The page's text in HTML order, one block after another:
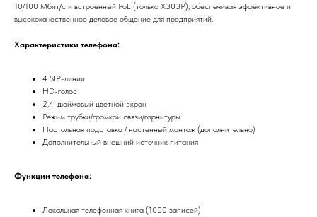
10/100 Мбит/с и встроенный PoE (только X303P), обеспечивая эффективное и
высококачественное деловое общение для предприятий.
Характеристики телефона:
4 SIP-линии
HD-голос
2,4-дюймовый цветной экран
Режим трубки/громкой связи/гарнитуры
Настольная подставка / настенный монтаж (дополнительно)
Дополнительный внешний источник питания
Функции телефона:
Локальная телефонная книга (1000 записей)